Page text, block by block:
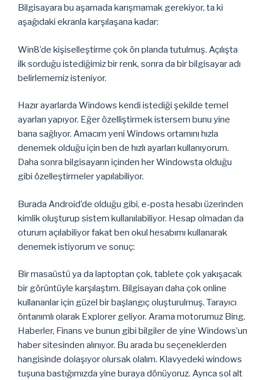
Bilgisayara bu aşamada karışmamak gerekiyor, ta ki
aşağıdaki ekranla karşılaşana kadar:
Win8’de kişiselleştirme çok ön planda tutulmuş. Açılışta
ilk sorduğu istediğimiz bir renk, sonra da bir bilgisayar adı
belirlememiz isteniyor.
Hazır ayarlarda Windows kendi istediği şekilde temel
ayarları yapıyor. Eğer özelliştirmek istersem bunu yine
bana sağlıyor. Amacım yeni Windows ortamını hızla
denemek olduğu için ben de hızlı ayarları kullanıyorum.
Daha sonra bilgisayarın içinden her Windowsta olduğu
gibi özelleştirmeler yapılabiliyor.
Burada Android’de olduğu gibi, e-posta hesabı üzerinden
kimlik oluşturup sistem kullanılabiliyor. Hesap olmadan da
oturum açılabiliyor fakat ben okul hesabımı kullanarak
denemek istiyorum ve sonuç:
Bir masaüstü ya da laptoptan çok, tablete çok yakışacak
bir görüntüyle karşılaştım. Bilgisayarı daha çok online
kullananlar için güzel bir başlangıç oluşturulmuş. Tarayıcı
öntanımlı olarak Explorer geliyor. Arama motorumuz Bing.
Haberler, Finans ve bunun gibi bilgiler de yine Windows’un
haber sitesinden alınıyor. Bu arada bu seçeneklerden
hangisinde dolaşıyor olursak olalım. Klavyedeki windows
tuşuna bastığımızda yine buraya dönüyoruz. Ayrıca sol alt